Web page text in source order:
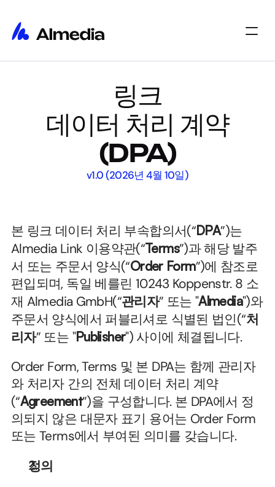
회사 소개
회사 소개
채용
채용
Select Language
링크
데이터 처리 계약
(DPA)
v1.0 (2026년 4월 10일)
본 링크 데이터 처리 부속합의서(“DPA”)는
Almedia Link 이용약관(“Terms”)과 해당 발주
서 또는 주문서 양식(“Order Form”)에 참조로
편입되며, 독일 베를린 10243 Koppenstr. 8 소
재 Almedia GmbH(“관리자” 또는 "Almedia")와
주문서 양식에서 퍼블리셔로 식별된 법인(“처
리자” 또는 "Publisher") 사이에 체결됩니다.
Order Form, Terms 및 본 DPA는 함께 관리자
와 처리자 간의 전체 데이터 처리 계약
(“Agreement”)을 구성합니다. 본 DPA에서 정
의되지 않은 대문자 표기 용어는 Order Form
또는 Terms에서 부여된 의미를 갖습니다.
정의